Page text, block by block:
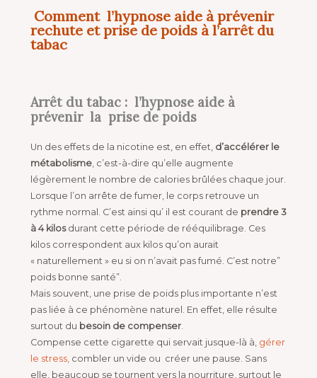
Comment l’hypnose aide à prévenir
rechute et prise de poids à l’arrêt du
tabac
Arrêt du tabac : l’hypnose aide à
prévenir la prise de poids
Un des effets de la nicotine est, en effet, d’accélérer le
métabolisme, c’est-à-dire qu’elle augmente
légèrement le nombre de calories brûlées chaque jour.
Lorsque l’on arrête de fumer, le corps retrouve un
rythme normal. C’est ainsi qu’ il est courant de prendre 3
à 4 kilosdurant cette période de rééquilibrage. Ces
kilos correspondent aux kilos qu’on aurait
« naturellement » eu si on n’avait pas fumé. C’est notre”
poids bonne santé”.
Mais souvent, une prise de poids plus importante n’est
pas liée à ce phénomène naturel. En effet, elle résulte
surtout du besoin de compenser.
Compense cette cigarette qui servait jusque-là à, gérer
le stress, combler un vide ou créer une pause. Sans
elle, beaucoup se tournent vers la nourriture, surtout le